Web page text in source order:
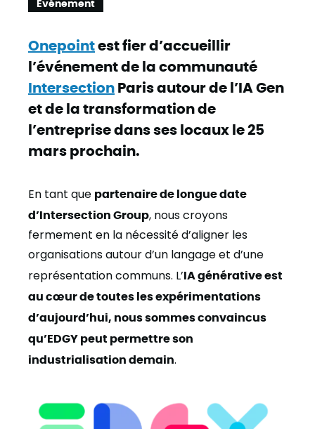
Événement
Onepointest fier d’accueillir
l’événement de la communauté
Intersection Paris autour de l’IA Gen
et de la transformation de
l’entreprise dans ses locaux le 25
mars prochain.
En tant que partenaire de longue date
d’Intersection Group, nous croyons
fermement en la nécessité d’aligner les
organisations autour d’un langage et d’une
représentation communs. L’IA générative est
au cœur de toutes les expérimentations
d’aujourd’hui, nous sommes convaincus
qu’EDGY peut permettre son
industrialisation demain.